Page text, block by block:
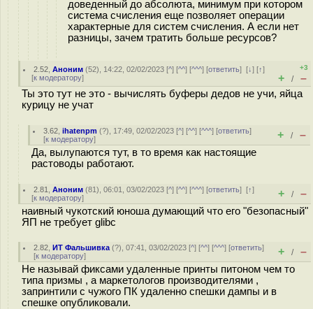
доведенный до абсолюта, минимум при котором
система счисления еще позволяет операции
характерные для систем счисления. А если нет
разницы, зачем тратить больше ресурсов?
2.52 ,Аноним (52), 14:22, 02/02/2023 [^] [^^] [^^^] [ответить][↓] [↑]
[к модератору]
+3
+ / –
Ты это тут не это - вычислять буферы дедов не учи, яйца
курицу не учат
3.62 ,ihatenpm (?), 17:49, 02/02/2023 [^] [^^] [^^^] [ответить]
[к модератору] + / –
Да, вылупаются тут, в то время как настоящие
растоводы работают.
2.81 ,Аноним (81), 06:01, 03/02/2023 [^] [^^] [^^^] [ответить][↑]
[к модератору] + / –
наивный чукотский юноша думающий что его "безопасный"
ЯП не требует glibc
2.82 ,ИТ Фальшивка (?), 07:41, 03/02/2023 [^] [^^] [^^^] [ответить]
[к модератору] + / –
Не называй фиксами удаленные принты питоном чем то
типа призмы , а маркетологов производителями ,
запринтили с чужого ПК удаленно спешки дампы и в
спешке опубликовали.